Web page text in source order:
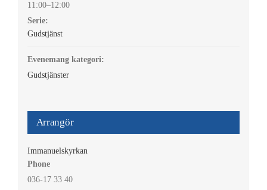
11:00–12:00
Serie:
Gudstjänst
Evenemang kategori:
Gudstjänster
Arrangör
Immanuelskyrkan
Phone
036-17 33 40